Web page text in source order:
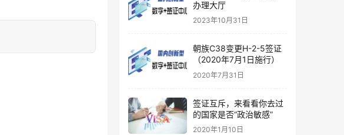
办理大厅
2023年10月31日
朝族C38变更H-2-5签证
（2020年7月1日施行）
2020年7月31日
签证互斥，来看看你去过
的国家是否“政治敏感”
2020年1月10日